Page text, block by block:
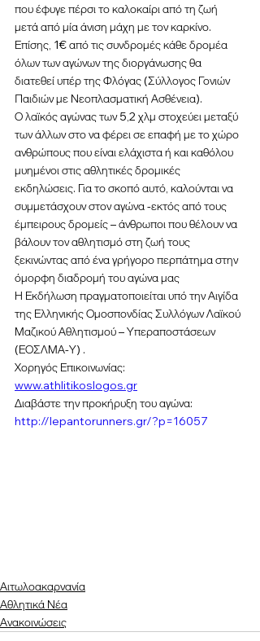
που έφυγε πέρσι το καλοκαίρι από τη ζωή
μετά από μία άνιση μάχη με τον καρκίνο.
Επίσης, 1€ από τις συνδρομές κάθε δρομέα
όλων των αγώνων της διοργάνωσης θα
διατεθεί υπέρ της Φλόγας (Σύλλογος Γονιών
Παιδιών με Νεοπλασματική Ασθένεια).
Ο λαϊκός αγώνας των 5,2 χλμ στοχεύει μεταξύ
των άλλων στο να φέρει σε επαφή με το χώρο
ανθρώπους που είναι ελάχιστα ή και καθόλου
μυημένοι στις αθλητικές δρομικές
εκδηλώσεις. Για το σκοπό αυτό, καλούνται να
συμμετάσχουν στον αγώνα -εκτός από τους
έμπειρους δρομείς – άνθρωποι που θέλουν να
βάλουν τον αθλητισμό στη ζωή τους
ξεκινώντας από ένα γρήγορο περπάτημα στην
όμορφη διαδρομή του αγώνα μας
Η Εκδήλωση πραγματοποιείται υπό την Αιγίδα
της Ελληνικής Ομοσπονδίας Συλλόγων Λαϊκού
Μαζικού Αθλητισμού – Υπεραποστάσεων
(ΕΟΣΛΜΑ-Υ) .
Χορηγός Επικοινωνίας:
www.athlitikoslogos.gr
Διαβάστε την προκήρυξη του αγώνα:
http://lepantorunners.gr/?p=16057
Αιτωλοακαρνανία
Αθλητικά Νέα
Ανακοινώσεις